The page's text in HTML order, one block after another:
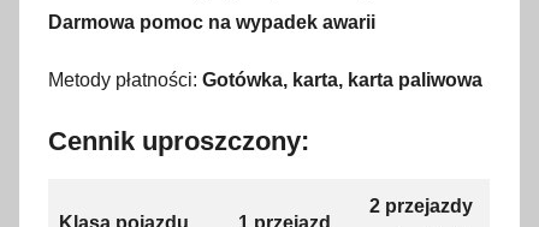
Darmowa pomoc na wypadek awarii
Metody płatności: Gotówka, karta, karta paliwowa
Cennik uproszczony:
2 przejazdy